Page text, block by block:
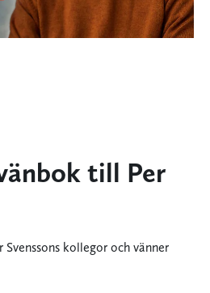
till Per
kollegor och vänner